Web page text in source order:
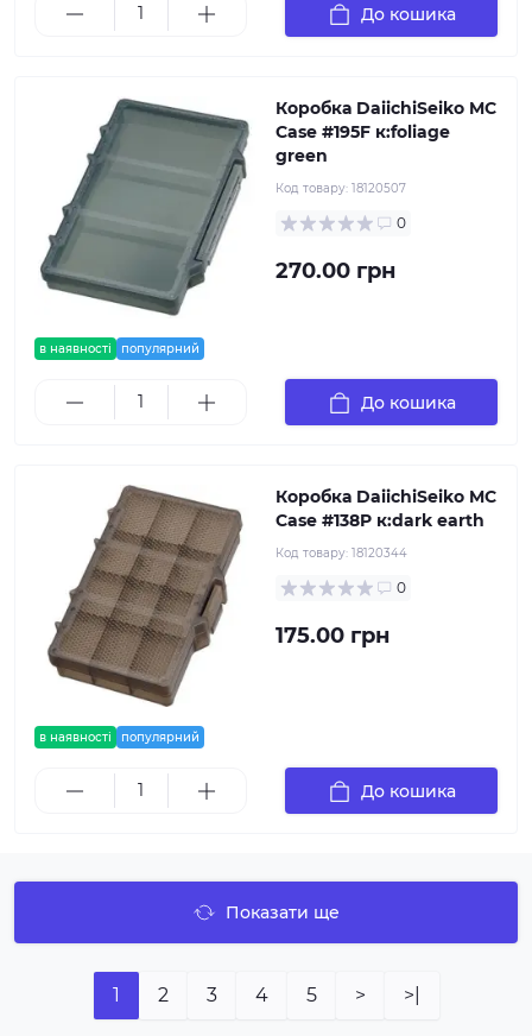
До кошика
в наявності популярний
Коробка DaiichiSeiko MC
Case #195F к:foliage
green
Код товару: 18120507
0
270.00 грн
До кошика
в наявності популярний
Коробка DaiichiSeiko MC
Case #138P к:dark earth
Код товару: 18120344
0
175.00 грн
До кошика
Показати ще
1 2 3 4 5 > >|